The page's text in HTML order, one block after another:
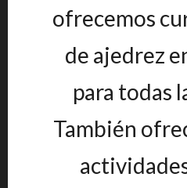
ofrecemos
de ajedrez
para todas
También